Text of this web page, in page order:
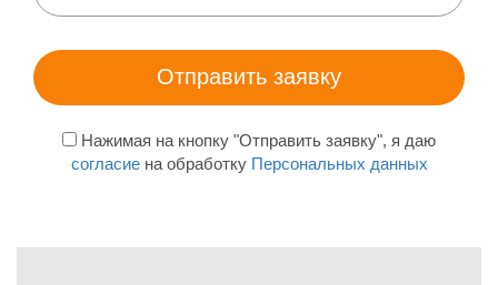
Нажимая на кнопку "Отправить заявку", я даю
согласиена обработку Персональных данных